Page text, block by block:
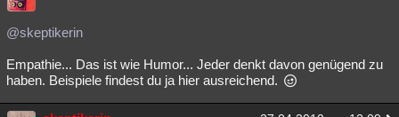
@skeptikerin
Empathie... Das ist wie Humor... Jeder denkt davon genügend zu
haben. Beispiele findest du ja hier ausreichend.